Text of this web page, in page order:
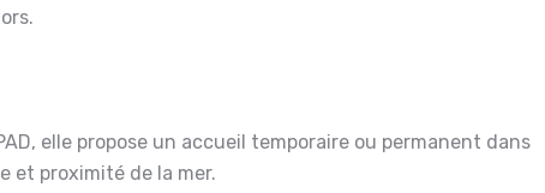
elle propose un accueil temporaire ou permanent dans
et proximité de la mer.